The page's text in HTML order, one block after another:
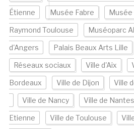
Étienne Musée Fabre Musée
Raymond Toulouse Muséoparc
d'Angers Palais Beaux Arts Lille
Réseaux sociaux Ville d'Aix
Bordeaux Ville de Dijon Ville
Ville de Nancy Ville de Nantes
Etienne Ville de Toulouse